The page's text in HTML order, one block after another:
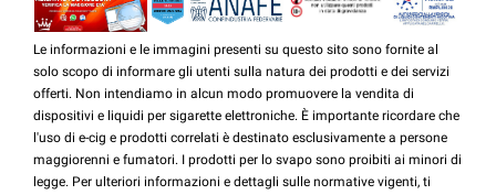
Le informazioni e le immagini presenti su questo sito sono fornite al
solo scopo di informare gli utenti sulla natura dei prodotti e dei servizi
offerti. Non intendiamo in alcun modo promuovere la vendita di
dispositivi e liquidi per sigarette elettroniche. È importante ricordare che
l'uso di e-cig e prodotti correlati è destinato esclusivamente a persone
maggiorenni e fumatori. I prodotti per lo svapo sono proibiti ai minori di
legge. Per ulteriori informazioni e dettagli sulle normative vigenti, ti